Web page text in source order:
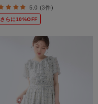
5.0 (3件)
さらに10%OFF